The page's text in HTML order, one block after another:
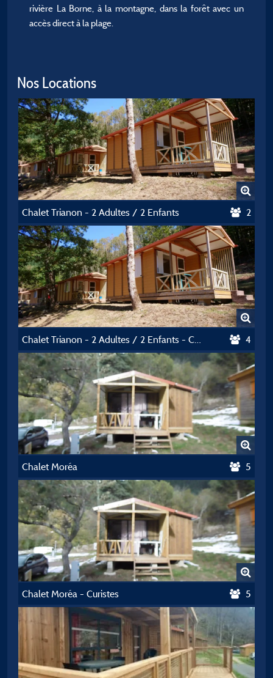
rivière La Borne, à la montagne, dans la forêt avec un
accès direct à la plage.
Nos Locations
Chalet Trianon - 2 Adultes / 2 Enfants 2
Chalet Trianon - 2 Adultes / 2 Enfants - Curistes 4
Chalet Moréa 5
Chalet Moréa - Curistes 5